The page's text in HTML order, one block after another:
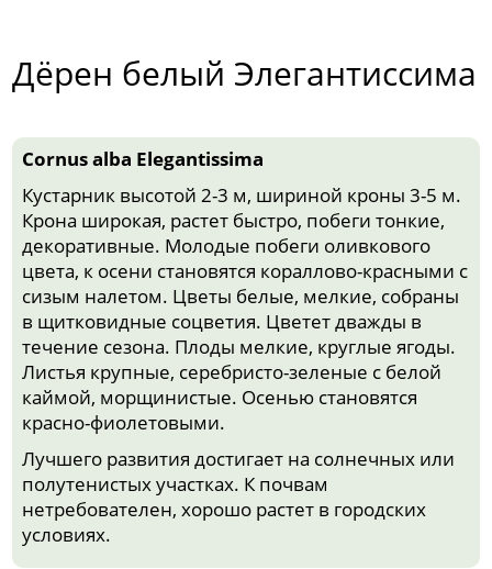
Дёрен белый Элегантиссима
Cornus alba Elegantissima
Кустарник высотой 2-3 м, шириной кроны 3-5 м.
Крона широкая, растет быстро, побеги тонкие,
декоративные. Молодые побеги оливкового
цвета, к осени становятся кораллово-красными с
сизым налетом. Цветы белые, мелкие, собраны
в щитковидные соцветия. Цветет дважды в
течение сезона. Плоды мелкие, круглые ягоды.
Листья крупные, серебристо-зеленые с белой
каймой, морщинистые. Осенью становятся
красно-фиолетовыми.
Лучшего развития достигает на солнечных или
полутенистых участках. К почвам
нетребователен, хорошо растет в городских
условиях.